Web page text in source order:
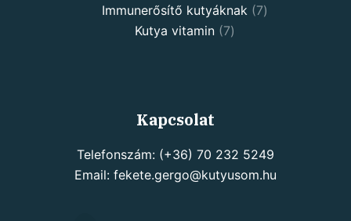
Immunerősítő kutyáknak 77
Kutya vitamin 77
Kapcsolat
Telefonszám: (+36) 70 232 5249
Email: fekete.gergo@kutyusom.hu